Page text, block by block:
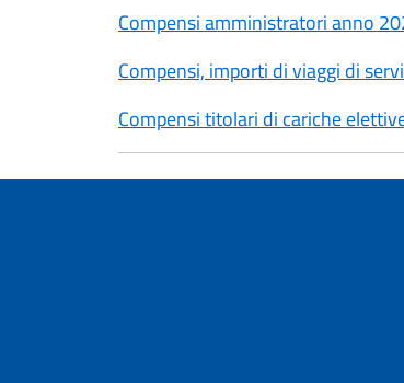
Compensi amministratori anno
Compensi, importi di viaggi di
Compensi titolari di cariche